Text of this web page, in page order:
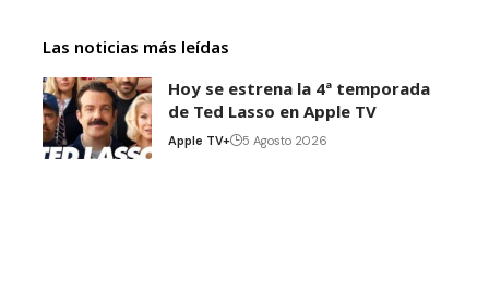
Las noticias más leídas
Hoy se estrena la 4ª temporada
de Ted Lasso en Apple TV
Apple TV+ 5 Agosto 2026